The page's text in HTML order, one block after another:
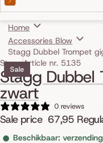
Home
Accessories Blow
Stagg Dubbel Trompet
Skip to product
Sale
StaggArticle nr. 5135
Stagg Dubbel
zwart
0 reviews
Sale price 67,95
Beschikbaar: